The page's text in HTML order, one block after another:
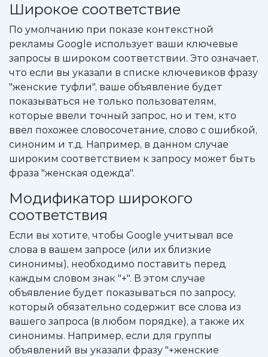
Широкое соответствие
По умолчанию при показе контекстной
рекламы Google использует ваши ключевые
запросы в широком соответствии. Это означает,
что если вы указали в списке ключевиков фразу
"женские туфли", ваше объявление будет
показываться не только пользователям,
которые ввели точный запрос, но и тем, кто
ввел похожее словосочетание, слово с ошибкой,
синоним и т.д. Например, в данном случае
широким соответствием к запросу может быть
фраза "женская одежда".
Модификатор широкого
соответствия
Если вы хотите, чтобы Google учитывал все
слова в вашем запросе (или их близкие
синонимы), необходимо поставить перед
каждым словом знак "+". В этом случае
объявление будет показываться по запросу,
который обязательно содержит все слова из
вашего запроса (в любом порядке), а также их
синонимы. Например, если для группы
объявлений вы указали фразу "+женские